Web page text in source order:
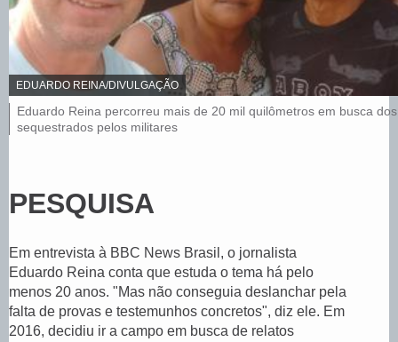
C
R
É
D
EDUARDO REINA/DIVULGAÇÃO
L
e
d
a
f
o
t
o
,
Eduardo Reina percorreu mais de 20 mil quilômetros em busca
sequestrados pelos militares
PESQUISA
Em entrevista à BBC News Brasil, o jornalista
Eduardo Reina conta que estuda o tema há pelo
menos 20 anos. "Mas não conseguia deslanchar pela
falta de provas e testemunhos concretos", diz ele. Em
2016, decidiu ir a campo em busca de relatos